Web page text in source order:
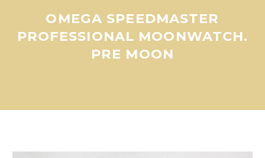
OMEGA SPEEDMASTER
PROFESSIONAL MOONWATCH.
PRE MOON